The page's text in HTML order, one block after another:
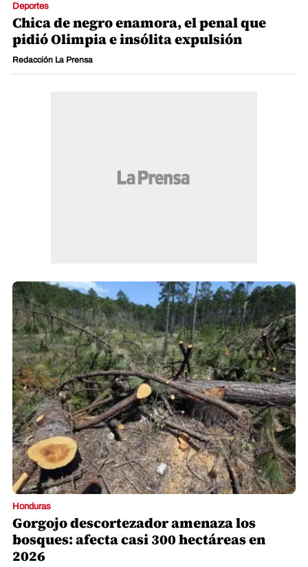
Deportes
Chica de negro enamora, el penal que
pidió Olimpia e insólita expulsión
Redacción La Prensa
Honduras
Gorgojo descortezador amenaza los
bosques: afecta casi 300 hectáreas en
2026